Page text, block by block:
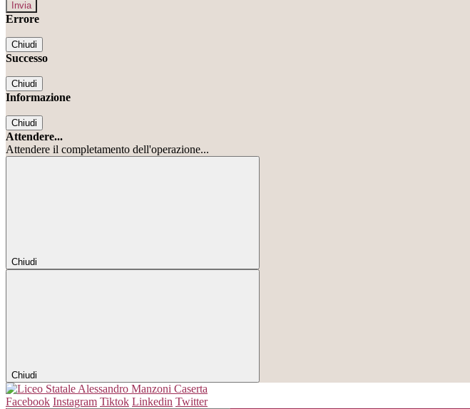
Errore
Chiudi
Successo
Chiudi
Informazione
Chiudi
Attendere...
Attendere il completamento dell'operazione...
Chiudi
Chiudi
Facebook Instagram Tiktok Linkedin Twitter